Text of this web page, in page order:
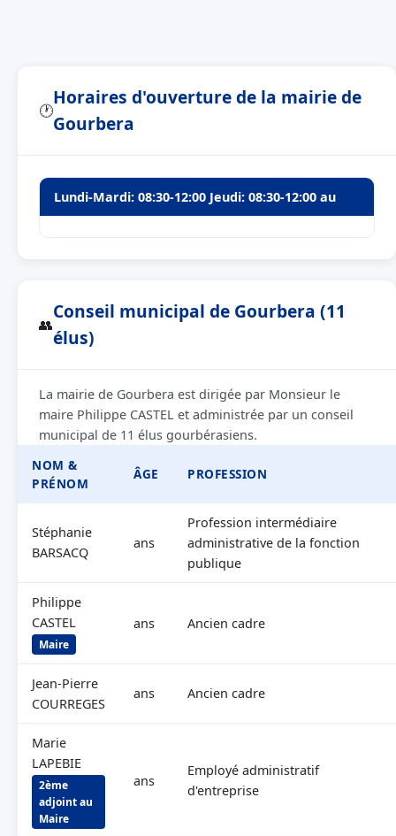
🕐
Horaires d'ouverture de la mairie de
Gourbera
Lundi-Mardi: 08:30-12:00 Jeudi: 08:30-12:00 au
👥
Conseil municipal de Gourbera (11
élus)
La mairie de Gourbera est dirigée par Monsieur le
maire Philippe CASTEL et administrée par un conseil
municipal de 11 élus gourbérasiens.
NOM &
PRÉNOM
ÂGE PROFESSION
Stéphanie
BARSACQ
ans
Profession intermédiaire
administrative de la fonction
publique
Philippe
CASTEL
Maire
ans Ancien cadre
Jean-Pierre
COURREGES
ans Ancien cadre
Marie
LAPEBIE
2ème
adjoint au
Maire
ans
Employé administratif
d'entreprise